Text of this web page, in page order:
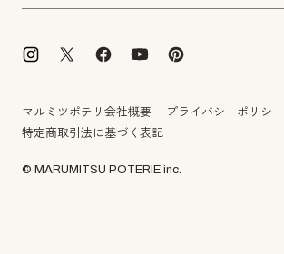
マルミツポテリ会社概要
プライバシーポリシー
特定商取引法に基づく表記
© MARUMITSU POTERIE inc.